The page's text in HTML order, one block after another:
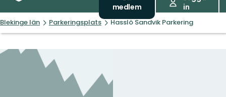
medlem
in
Blekinge län Parkeringsplats Hasslö Sandvik Parkering